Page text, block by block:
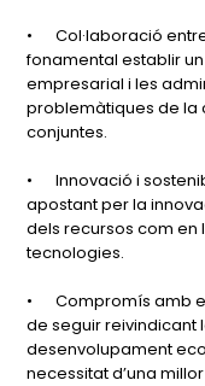
•
Col·laboració
fonamental establir
empresarial i les
problemàtiques de la
conjuntes.
•
Innovació i
apostant per la
dels recursos com
tecnologies.
•
Compromís amb
de seguir reivindicant
desenvolupament
necessitat d’una